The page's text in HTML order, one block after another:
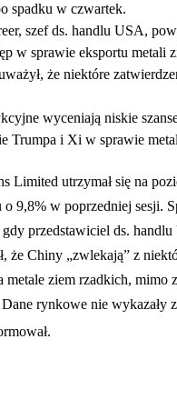
spadku w czwartek.
szef ds. handlu USA,
w sprawie eksportu metali
że niektóre
wyceniają niskie
Trumpa i Xi w sprawie
Limited utrzymał się na
o 9,8% w poprzedniej sesji.
przedstawiciel ds. handlu
że Chiny „zwlekają” z
ziem rzadkich, mimo
rynkowe nie wykazały